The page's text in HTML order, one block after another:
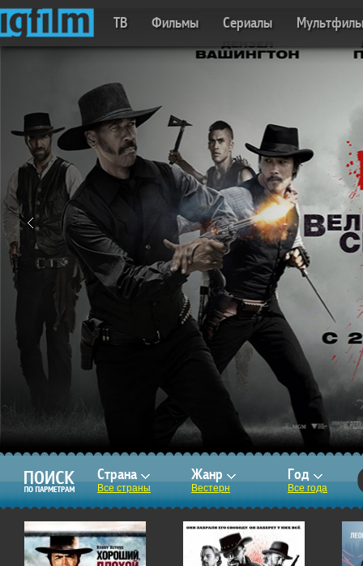
ТВ Фильмы Сериалы
Страна
Все страны
Жанр
Вестерн
Год
Все года